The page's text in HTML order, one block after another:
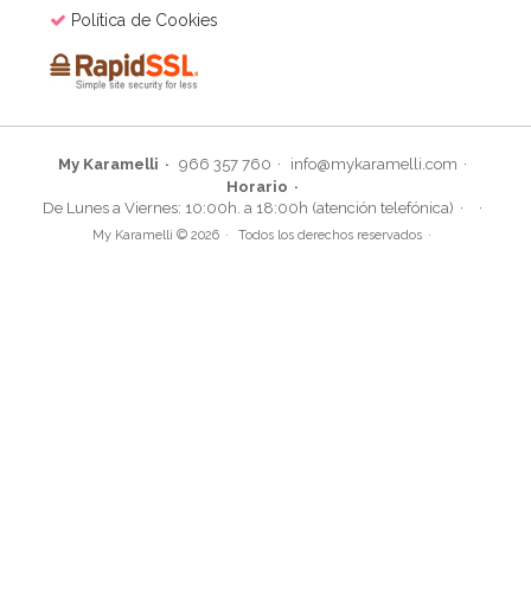
Política de Cookies
My Karamelli 966 357 760
info@mykaramelli.com
Horario
De Lunes a Viernes: 10:00h. a 18:00h (atención telefónica)
My Karamelli © 2026 Todos los derechos reservados